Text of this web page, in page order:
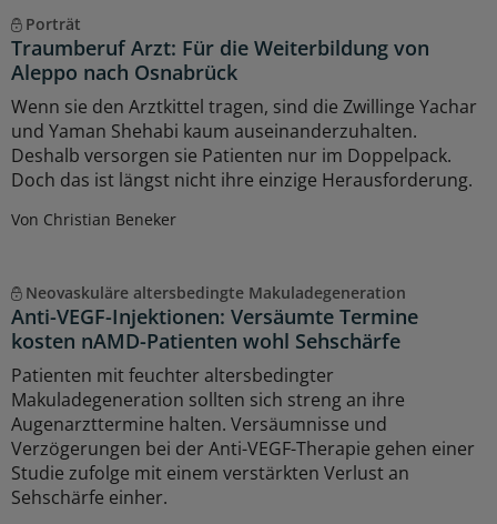
Porträt
Traumberuf Arzt: Für die Weiterbildung von
Aleppo nach Osnabrück
Wenn sie den Arztkittel tragen, sind die Zwillinge Yachar
und Yaman Shehabi kaum auseinanderzuhalten.
Deshalb versorgen sie Patienten nur im Doppelpack.
Doch das ist längst nicht ihre einzige Herausforderung.
Von Christian Beneker
Neovaskuläre altersbedingte Makuladegeneration
Anti-VEGF-Injektionen: Versäumte Termine
kosten nAMD-Patienten wohl Sehschärfe
Patienten mit feuchter altersbedingter
Makuladegeneration sollten sich streng an ihre
Augenarzttermine halten. Versäumnisse und
Verzögerungen bei der Anti-VEGF-Therapie gehen einer
Studie zufolge mit einem verstärkten Verlust an
Sehschärfe einher.